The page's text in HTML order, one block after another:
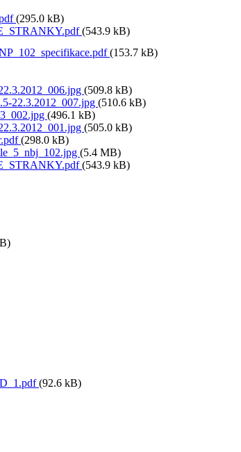
(295.0 kB)
(543.9 kB)
(153.7 kB)
(509.8 kB)
22.3.2012_007.jpg (510.6 kB)
(496.1 kB)
(505.0 kB)
(298.0 kB)
(5.4 MB)
(543.9 kB)
(92.6 kB)